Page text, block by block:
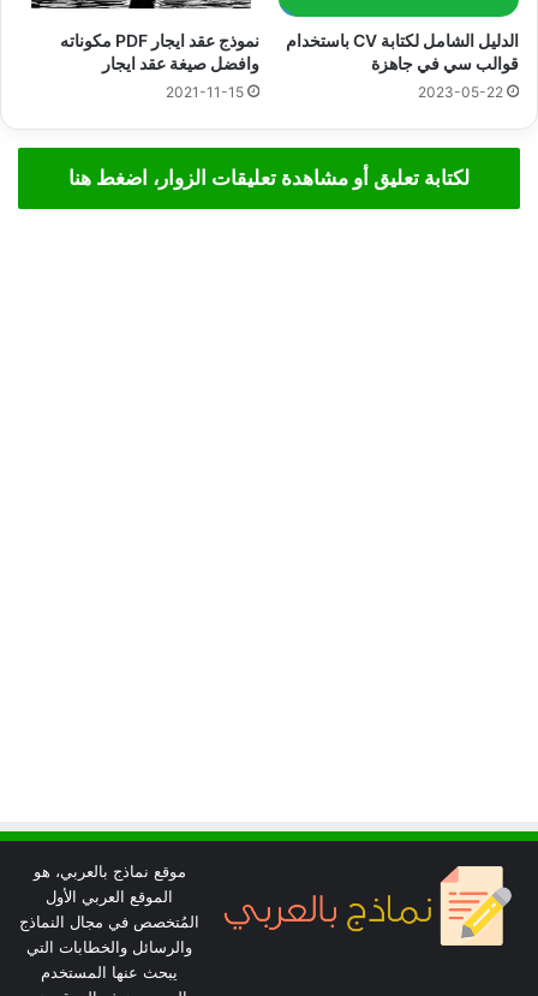
الدليل الشامل لكتابة CV باستخدام
قوالب سي في جاهزة
2023-05-22
نموذج عقد ايجار PDF مكوناته
وافضل صيغة عقد ايجار
2021-11-15
لكتابة تعليق أو مشاهدة تعليقات الزوار، اضغط هنا
موقع نماذج بالعربي، هو
الموقع العربي الأول
المُتخصص في مجال النماذج
والرسائل والخطابات التي
يبحث عنها المستخدم